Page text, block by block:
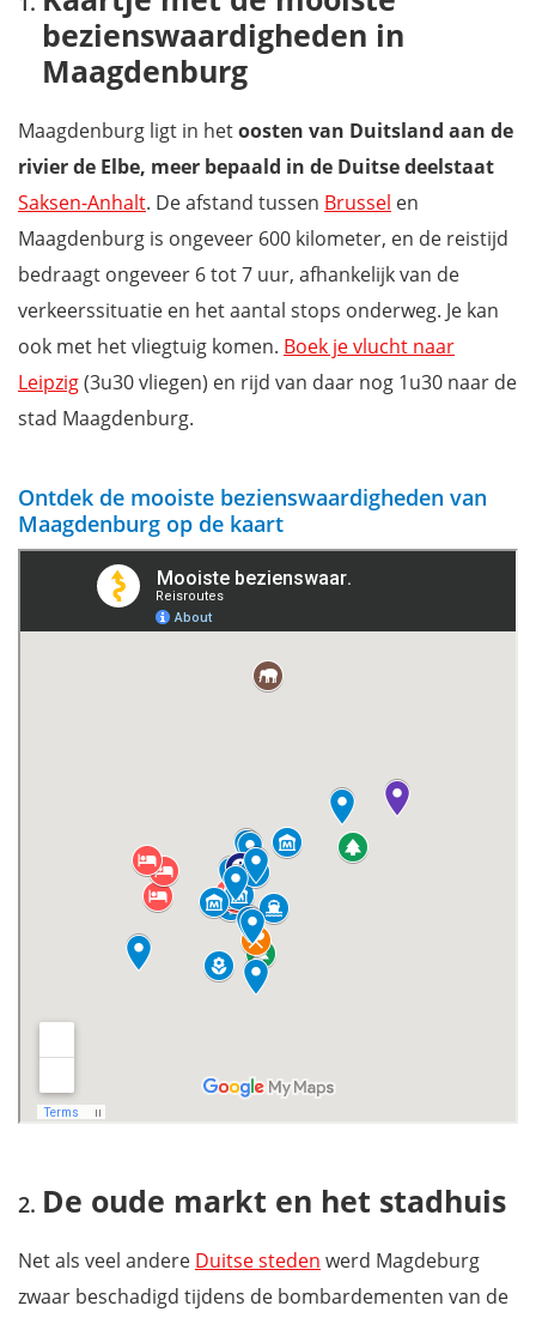
De oude markt en het stadhuis
Dom van Maagdenburg
Wandel door het Elbauenpark
Kunstmuseum Magdeburg in het Klooster Onze-Lieve-Vrouw
Kulturhistorische Museum Magdeburg
Sint-Johanneskerk
Stadtpark Rotehorn
Bezoek de Gruson-kassen
Promenade langs de Elbe
Dierentuin van Maagdenburg bezoeken
De spectaculaire Maagdenburgse bollen
Download onze gratis reisgidsen Duitsland
bezienswaardigheden in
Maagdenburg
Maagdenburg ligt in hetoosten van Duitsland aan de
rivier de Elbe, meer bepaald in de Duitse deelstaat
Saksen-Anhalt. De afstand tussen Brussel en
Maagdenburg is ongeveer 600 kilometer, en de reistijd
bedraagt ongeveer 6 tot 7 uur, afhankelijk van de
verkeerssituatie en het aantal stops onderweg. Je kan
ook met het vliegtuig komen. Boek je vlucht naar
Leipzig(3u30 vliegen) en rijd van daar nog 1u30 naar de
stad Maagdenburg.
Ontdek de mooiste bezienswaardigheden van
Maagdenburg op de kaart
De oude markt en het stadhuis
Net als veel andere Duitse steden werd Magdeburg
zwaar beschadigd tijdens de bombardementen van de